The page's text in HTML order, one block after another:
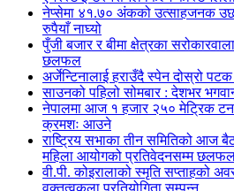
नेप्सेमा ४१.७० अंकको उत्साहजनक
रुपैयाँ नाघ्यो
पुँजी बजार र बीमा क्षेत्रका
छलफल
अर्जेन्टिनालाई हराउँदै स्पेन दोस्रो पटक
साउनको पहिलो सोमबार : देशभर
नेपालमा आज १ हजार २५० मेट्रिक टन
क्रमशः आउने
राष्ट्रिय सभाका तीन समितिको आज
महिला आयोगको प्रतिवेदनसम्म
वी.पी. कोइरालाको स्मृति सप्ताहको
वक्तृत्वकला प्रतियोगिता सम्पन्न